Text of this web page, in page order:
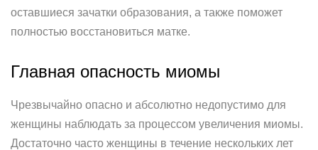
оставшиеся зачатки образования, а также поможет
полностью восстановиться матке.
Главная опасность миомы
Чрезвычайно опасно и абсолютно недопустимо для
женщины наблюдать за процессом увеличения миомы.
Достаточно часто женщины в течение нескольких лет